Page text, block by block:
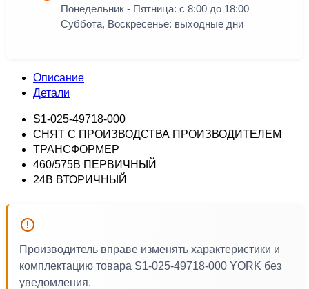
Понедельник - Пятница: с 8:00 до 18:00
Суббота, Воскресенье: выходные дни
Описание
Детали
S1-025-49718-000
СНЯТ С ПРОИЗВОДСТВА ПРОИЗВОДИТЕЛЕМ
ТРАНСФОРМЕР
460/575В ПЕРВИЧНЫЙ
24В ВТОРИЧНЫЙ
Производитель вправе изменять характеристики и
комплектацию товара S1-025-49718-000 YORK без
уведомления.